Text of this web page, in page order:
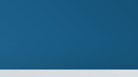
tenthal – T3
Tijdelijke kantine